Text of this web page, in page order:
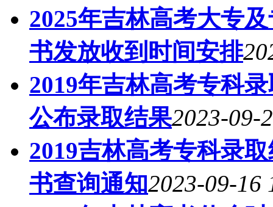
2025年吉林高考大专
书发放收到时间安排
2019年吉林高考专科
公布录取结果2023-09-
2019吉林高考专科录
书查询通知2023-09-16